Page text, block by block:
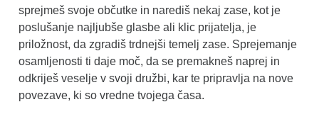
sprejmeš svoje občutke in narediš nekaj zase, kot je
poslušanje najljubše glasbe ali klic prijatelja, je
priložnost, da zgradiš trdnejši temelj zase. Sprejemanje
osamljenosti ti daje moč, da se premakneš naprej in
odkriješ veselje v svoji družbi, kar te pripravlja na nove
povezave, ki so vredne tvojega časa.